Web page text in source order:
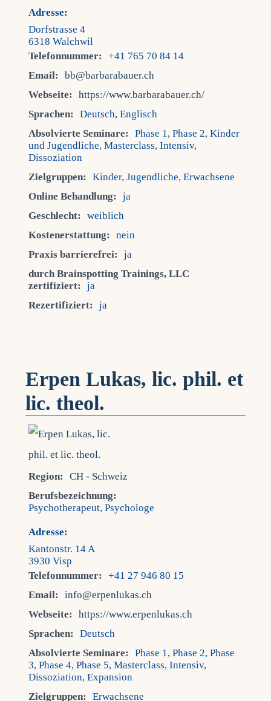
Adresse:
Dorfstrasse 4
6318 Walchwil
Telefonnummer:
+41 765 70 84 14
Email:
bb@barbarabauer.ch
Webseite:
https://www.barbarabauer.ch/
Sprachen:
Deutsch, Englisch
Absolvierte Seminare:
Phase 1, Phase 2, Kinder
und Jugendliche, Masterclass, Intensiv,
Dissoziation
Zielgruppen:
Kinder, Jugendliche, Erwachsene
Online Behandlung:
ja
Geschlecht:
weiblich
Kostenerstattung:
nein
Praxis barrierefrei:
ja
durch Brainspotting Trainings, LLC
zertifiziert:
ja
Rezertifiziert:
ja
Erpen Lukas, lic. phil. et
lic. theol.
Region:
CH - Schweiz
Berufsbezeichnung:
Psychotherapeut, Psychologe
Adresse:
Kantonstr. 14 A
3930 Visp
Telefonnummer:
+41 27 946 80 15
Email:
info@erpenlukas.ch
Webseite:
https://www.erpenlukas.ch
Sprachen:
Deutsch
Absolvierte Seminare:
Phase 1, Phase 2, Phase
3, Phase 4, Phase 5, Masterclass, Intensiv,
Dissoziation, Expansion
Zielgruppen:
Erwachsene